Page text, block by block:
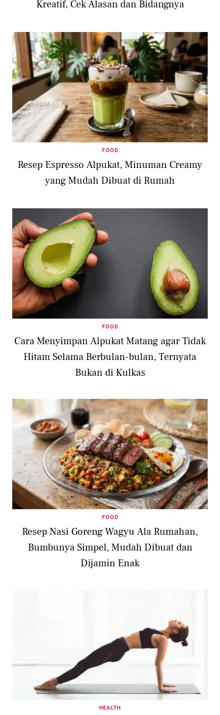
Kreatif, Cek Alasan dan Bidangnya
FOOD
Resep Espresso Alpukat, Minuman Creamy
yang Mudah Dibuat di Rumah
FOOD
Cara Menyimpan Alpukat Matang agar Tidak
Hitam Selama Berbulan-bulan, Ternyata
Bukan di Kulkas
FOOD
Resep Nasi Goreng Wagyu Ala Rumahan,
Bumbunya Simpel, Mudah Dibuat dan
Dijamin Enak
HEALTH